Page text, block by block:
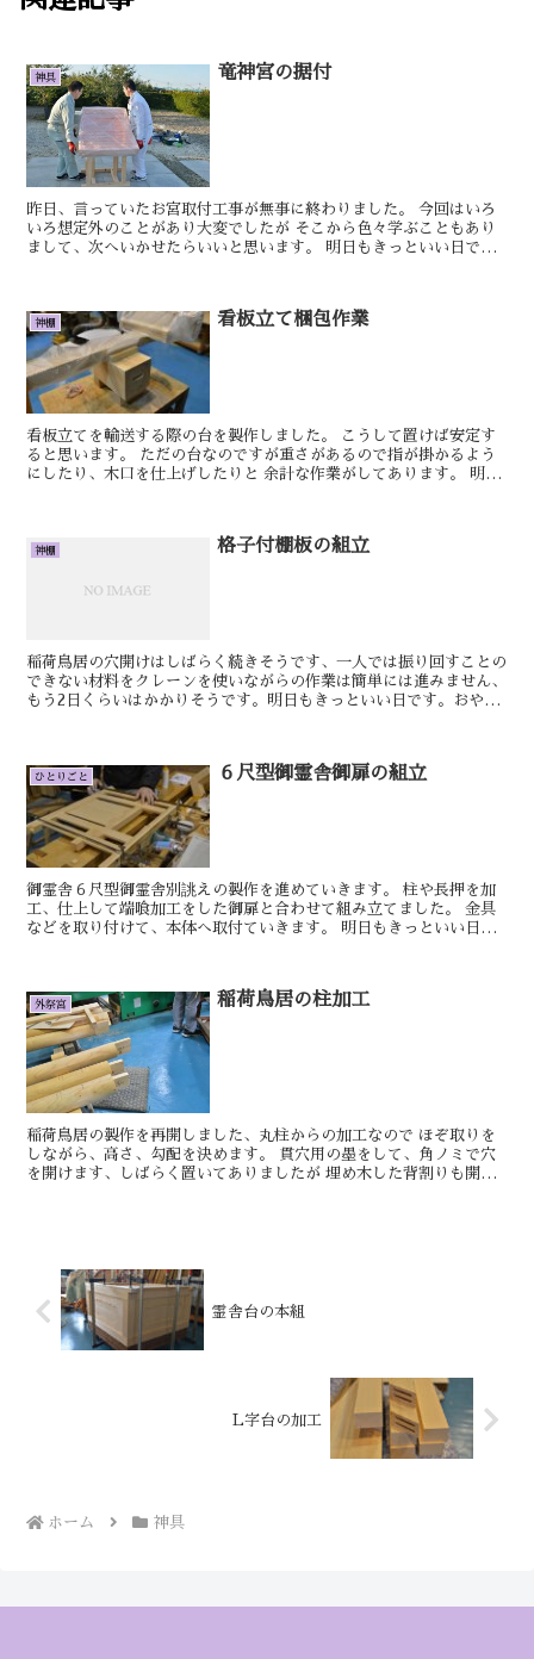
神具 竜神宮の据付
昨日、言っていたお宮取付工事が無事に終わりました。 今回はいろ
いろ想定外のことがあり大変でしたが そこから色々学ぶこともあり
まして、次へいかせたらいいと思います。 明日もきっといい日で
神棚 看板立て梱包作業
看板立てを輸送する際の台を製作しました。 こうして置けば安定す
ると思います。 ただの台なのですが重さがあるので指が掛かるよう
にしたり、木口を仕上げしたりと 余計な作業がしてあります。 明日
神棚 格子付棚板の組立
稲荷鳥居の穴開けはしばらく続きそうです、一人では振り回すことの
できない材料をクレーンを使いながらの作業は簡単には進みません、
もう2日くらいはかかりそうです。明日もきっといい日です。おやか
ひとりごと ６尺型御霊舎御扉の組立
御霊舎６尺型御霊舎別誂えの製作を進めていきます。 柱や長押を加
工、仕上して端喰加工をした御扉と合わせて組み立てました。 金具
などを取り付けて、本体へ取付ていきます。 明日もきっといい日で
外祭宮 稲荷鳥居の柱加工
稲荷鳥居の製作を再開しました、丸柱からの加工なので ほぞ取りを
しながら、高さ、勾配を決めます。 貫穴用の墨をして、角ノミで穴
を開けます、しばらく置いてありましたが 埋め木した背割りも開い
霊舎台の本組
L字台の加工
ホーム 神具